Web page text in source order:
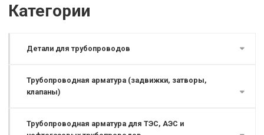
Категории
Детали для трубопроводов
Трубопроводная арматура (задвижки, затворы,
клапаны)
Трубопроводная арматура для ТЭС, АЭС и